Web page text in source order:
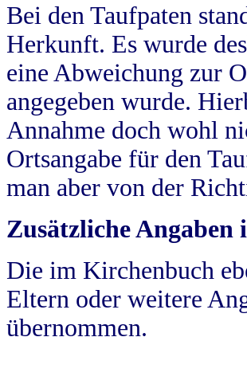
Bei den Taufpaten
Herkunft. Es wurde
eine Abweichung zur
angegeben wurde.
Annahme doch wohl
Ortsangabe für den
man aber von der
Zusätzliche
Die im Kirchenbuch
Eltern oder weitere
übernommen.